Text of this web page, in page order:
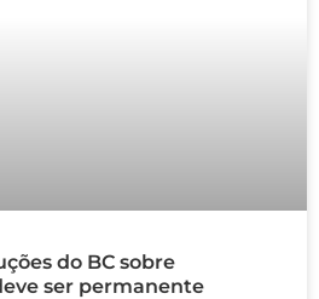
do BC sobre
ser permanente